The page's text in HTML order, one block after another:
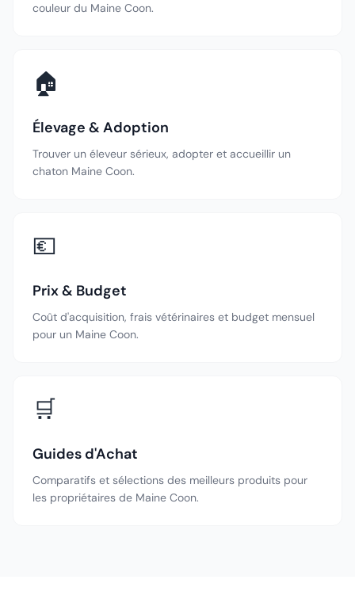
couleur du Maine Coon.
🏠
Élevage & Adoption
Trouver un éleveur sérieux, adopter et accueillir un
chaton Maine Coon.
💶
Prix & Budget
Coût d'acquisition, frais vétérinaires et budget mensuel
pour un Maine Coon.
🛒
Guides d'Achat
Comparatifs et sélections des meilleurs produits pour
les propriétaires de Maine Coon.